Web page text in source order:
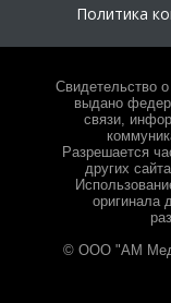
Политика
Свидетельство
выдано
связи,
Разрешается
других
оригинала
© ООО "АМ